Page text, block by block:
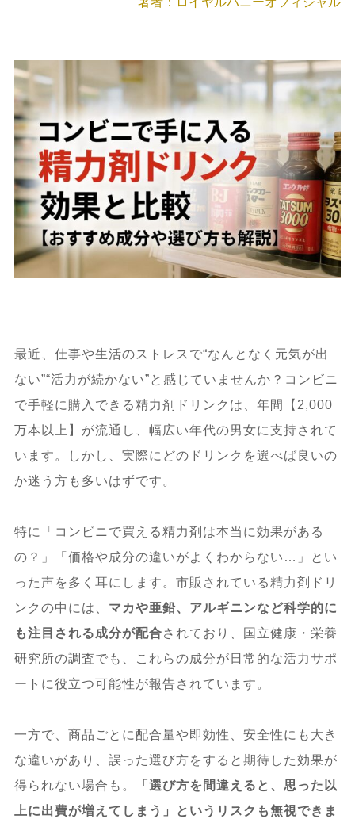
最近、仕事や生活のストレスで“なんとなく元気が出
ない”“活力が続かない”と感じていませんか？コンビニ
で手軽に購入できる精力剤ドリンクは、年間【2,000
万本以上】が流通し、幅広い年代の男女に支持されて
います。しかし、実際にどのドリンクを選べば良いの
か迷う方も多いはずです。
特に「コンビニで買える精力剤は本当に効果がある
の？」「価格や成分の違いがよくわからない…」とい
った声を多く耳にします。市販されている精力剤ドリ
ンクの中には、 マカや亜鉛、アルギニンなど科学的に
も注目される成分が配合されており、国立健康・栄養
研究所の調査でも、これらの成分が日常的な活力サポ
ートに役立つ可能性が報告されています。
一方で、商品ごとに配合量や即効性、安全性にも大き
な違いがあり、誤った選び方をすると期待した効果が
得られない場合も。
「選び方を間違えると、思った以
上に出費が増えてしまう」というリスクも無視できま